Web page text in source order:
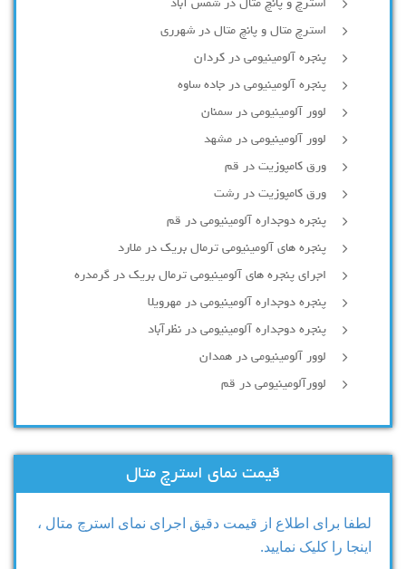
استرچ و پانچ متال در شمس آباد
استرچ متال و پانچ متال در شهرری
پنجره آلومینیومی در کردان
پنجره آلومینیومی در جاده ساوه
لوور آلومینیومی در سمنان
لوور آلومینیومی در مشهد
ورق کامپوزیت در قم
ورق کامپوزیت در رشت
پنجره دوجداره آلومينيومی در قم
پنجره های آلومینیومی ترمال بریک در ملارد
اجرای پنجره های آلومینیومی ترمال بریک در گرمدره
پنجره دوجداره آلومینیومی در مهرویلا
پنجره دوجداره آلومینیومی در نظرآباد
لوور آلومینیومی در همدان
لوورآلومینیومی در قم
قیمت نمای استرچ متال
لطفا برای اطلاع از قیمت دقیق اجرای نمای استرچ متال ،
اینجا را کلیک نمایید.